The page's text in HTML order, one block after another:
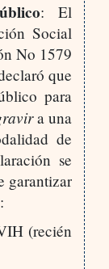
: El
Social
No 1579
que
para
a una
de
se
garantizar
(recién